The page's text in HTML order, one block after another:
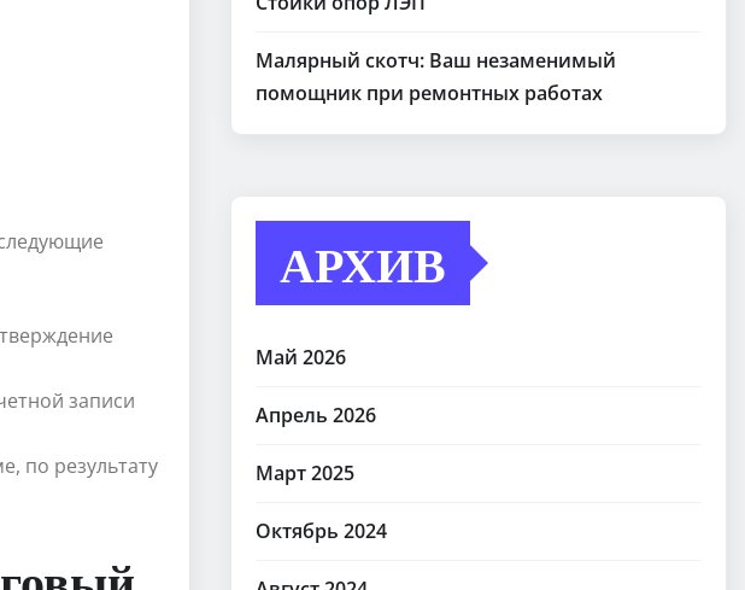
записи
по результату
Малярный скотч: Ваш незаменимый
помощник при ремонтных работах
АРХИВ
Май 2026
Апрель 2026
Март 2025
Октябрь 2024